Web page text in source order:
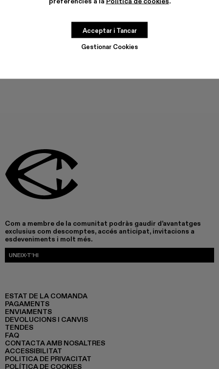
Gestionar Cookies
Acceptar i Tancar
Com a membre de la comunitat podràs gaudir d’avantatges
exclusius com descomptes, accés anticipat, invitacions a
esdeveniments i molt més.
UNEIX-T’HI
ESTAT DE LA COMANDA
PAGAMENTS
ENVIAMENTS
DEVOLUCIONS I CANVIS
TENDES
FAQ
CONTACTA AMB NOSALTRES
ACCESSIBILITAT
POLITICA DE PRIVACITAT
POLÍTICA DE COOKIES